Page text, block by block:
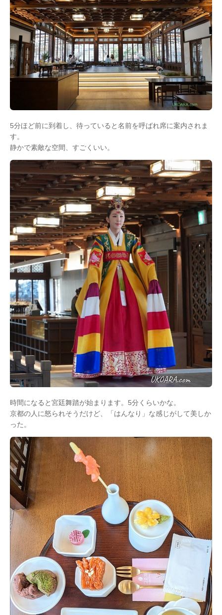
5分ほど前に到着し、待っていると名前を呼ばれ席に案内されま
す。
静かで素敵な空間、すごくいい。
時間になると宮廷舞踏が始まります。5分くらいかな。
京都の人に怒られそうだけど、「はんなり」な感じがして美しか
った。